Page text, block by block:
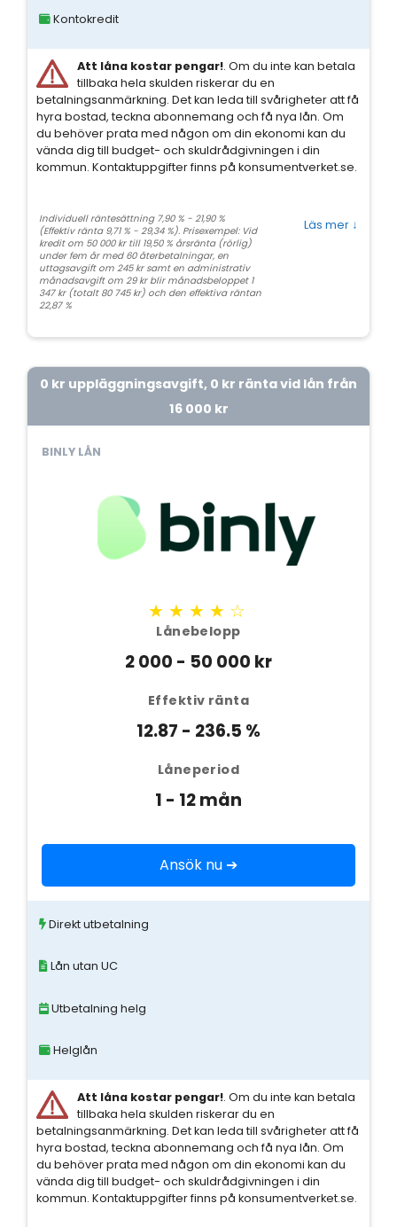
Kontokredit
Att låna kostar pengar!. Om du inte kan betala
tillbaka hela skulden riskerar du en
betalningsanmärkning. Det kan leda till svårigheter att få
hyra bostad, teckna abonnemang och få nya lån. Om
du behöver prata med någon om din ekonomi kan du
vända dig till budget- och skuldrådgivningen i din
kommun. Kontaktuppgifter finns på konsumentverket.se.
Individuell räntesättning 7,90 % - 21,90 %
(Effektiv ränta 9,71 % - 29,34 %). Prisexempel: Vid
kredit om 50 000 kr till 19,50 % årsränta (rörlig)
under fem år med 60 återbetalningar, en
uttagsavgift om 245 kr samt en administrativ
månadsavgift om 29 kr blir månadsbeloppet 1
347 kr (totalt 80 745 kr) och den effektiva räntan
22,87 %
Läs mer ↓
0 kr uppläggningsavgift, 0 kr ränta vid lån från
16 000 kr
BINLY LÅN
★★★★☆
Lånebelopp
2 000 - 50 000 kr
Effektiv ränta
12.87 - 236.5 %
Låneperiod
1 - 12 mån
Ansök nu ➔
Direkt utbetalning
Lån utan UC
Utbetalning helg
Helglån
Att låna kostar pengar!. Om du inte kan betala
tillbaka hela skulden riskerar du en
betalningsanmärkning. Det kan leda till svårigheter att få
hyra bostad, teckna abonnemang och få nya lån. Om
du behöver prata med någon om din ekonomi kan du
vända dig till budget- och skuldrådgivningen i din
kommun. Kontaktuppgifter finns på konsumentverket.se.